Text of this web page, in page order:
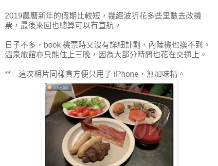
2019農曆新年的假期比較短，幾經波折花多些里數去改機
票，最後來回也總算可以有直航。
日子不多，book 機票時又沒有詳細計劃、內陸機也換不到。
溫泉旅館亦只能住上三晚，因為大部分時間也花在交通上。
** 這次相片同樣貪方便只用了 iPhone，無加味精。